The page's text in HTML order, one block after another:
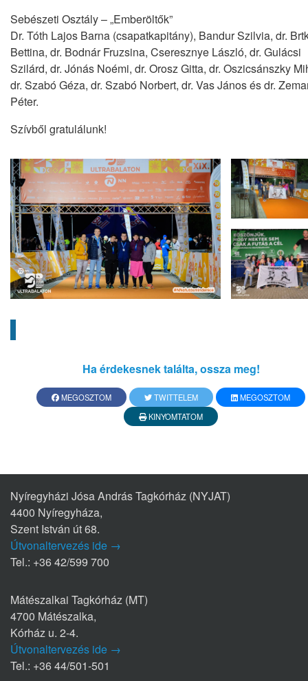
Sebészeti Osztály – „Emberöltők”
Dr. Tóth Lajos Barna (csapatkapitány), Bandur Szilvia, dr.
Bettina, dr. Bodnár Fruzsina, Cseresznye László, dr. Gulácsi
Szilárd, dr. Jónás Noémi, dr. Orosz Gitta, dr. Oszicsánszky
dr. Szabó Géza, dr. Szabó Norbert, dr. Vas János és dr.
Péter.
Szívből gratulálunk!
Ha érdekesnek találta, ossza meg!
MEGOSZTOM TWITTELEM
MEGOSZTOM
KINYOMTATOM
Nyíregyházi Jósa András Tagkórház (NYJAT)
4400 Nyíregyháza,
Szent István út 68.
Útvonaltervezés ide →
Tel.: +36 42/599 700
Mátészalkai Tagkórház (MT)
4700 Mátészalka,
Kórház u. 2-4.
Útvonaltervezés ide →
Tel.: +36 44/501-501